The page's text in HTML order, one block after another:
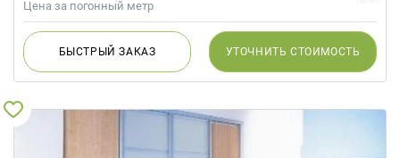
Цена за погонный метр
БЫСТРЫЙЗАКАЗ УТОЧНИТЬ СТОИМОСТЬ